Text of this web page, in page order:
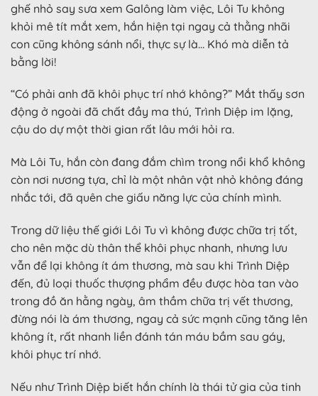
ghế nhỏ say sưa xem Galông làm việc, Lôi Tu không
khỏi mê tít mắt xem, hắn hiện tại ngay cả thằng nhãi
con cũng không sánh nổi, thực sự là… Khó mà diễn tả
bằng lời!
“Có phải anh đã khôi phục trí nhớ không?” Mắt thấy sơn
động ở ngoài đã chất đầy ma thú, Trình Diệp im lặng,
cậu do dự một thời gian rất lâu mới hỏi ra.
Mà Lôi Tu, hắn còn đang đắm chìm trong nổi khổ không
còn nơi nương tựa, chỉ là một nhân vật nhỏ không đáng
nhắc tới, đã quên che giấu năng lực của chính mình.
Trong dữ liệu thế giới Lôi Tu vì không được chữa trị tốt,
cho nên mặc dù thân thể khôi phục nhanh, nhưng lưu
vẫn để lại không ít ám thương, mà sau khi Trình Diệp
đến, đủ loại thuốc thượng phẩm đều được hòa tan vào
trong đồ ăn hằng ngày, âm thầm chữa trị vết thương,
đừng nói là ám thương, ngay cả sức mạnh cũng tăng lên
không ít, rất nhanh liền đánh tán máu bầm sau gáy,
khôi phục trí nhớ.
Nếu như Trình Diệp biết hắn chính là thái tử gia của tinh